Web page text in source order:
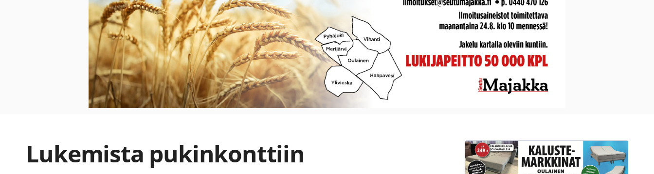
Lukemista pukinkonttiin